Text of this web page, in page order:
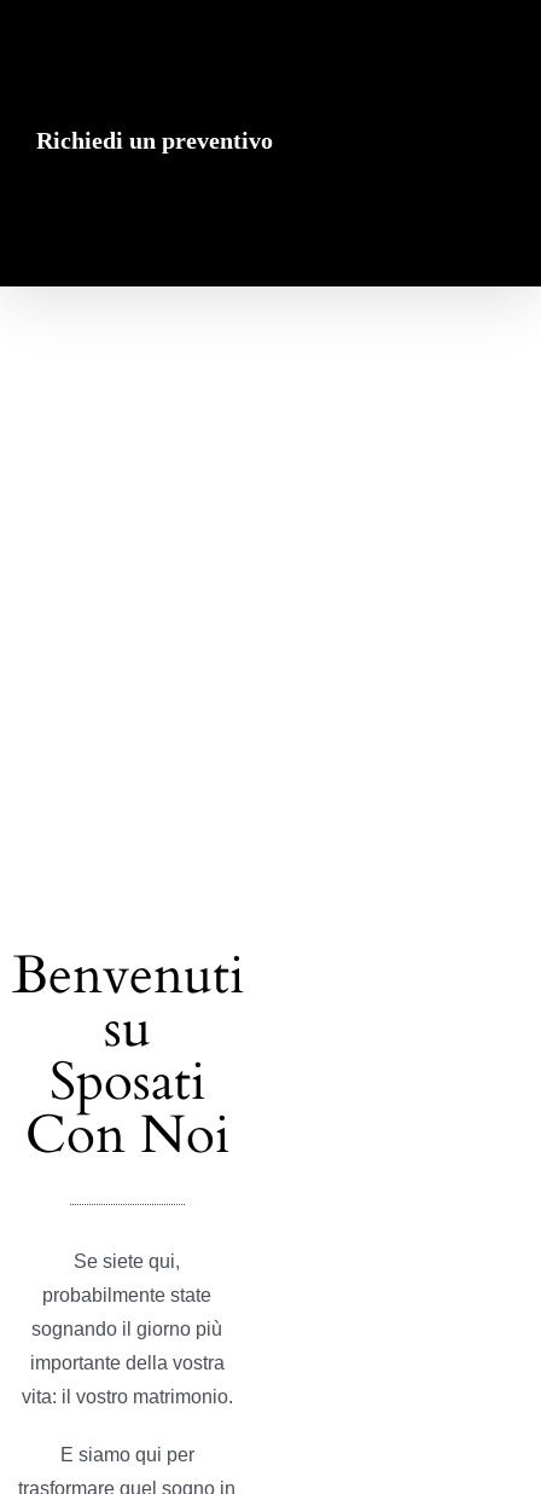
Richiedi un preventivo
Benvenuti
su
Sposati
Con Noi
Se siete qui,
probabilmente state
sognando il giorno più
importante della vostra
vita: il vostro matrimonio.
E siamo qui per
trasformare quel sogno in